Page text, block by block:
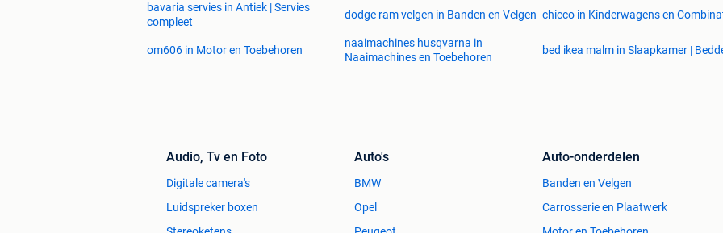
bavaria servies in Antiek | Servies
compleet
dodge ram velgen in Banden en Velgen chicco in Kinderwagens en
om606 in Motor en Toebehoren
naaimachines husqvarna in
Naaimachines en Toebehoren
bed ikea malm in Slaapkamer |
Audio, Tv en Foto
Digitale camera's
Luidspreker boxen
Auto's
BMW
Opel
Auto-onderdelen
Banden en Velgen
Carrosserie en Plaatwerk